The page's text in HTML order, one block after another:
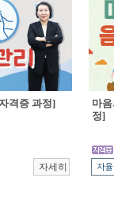
격증 과정]
마
정]